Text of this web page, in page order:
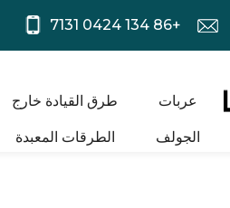
+86 134 0424 7131
عربات
الجولف
طرق القيادة خارج
الطرقات المعبدة